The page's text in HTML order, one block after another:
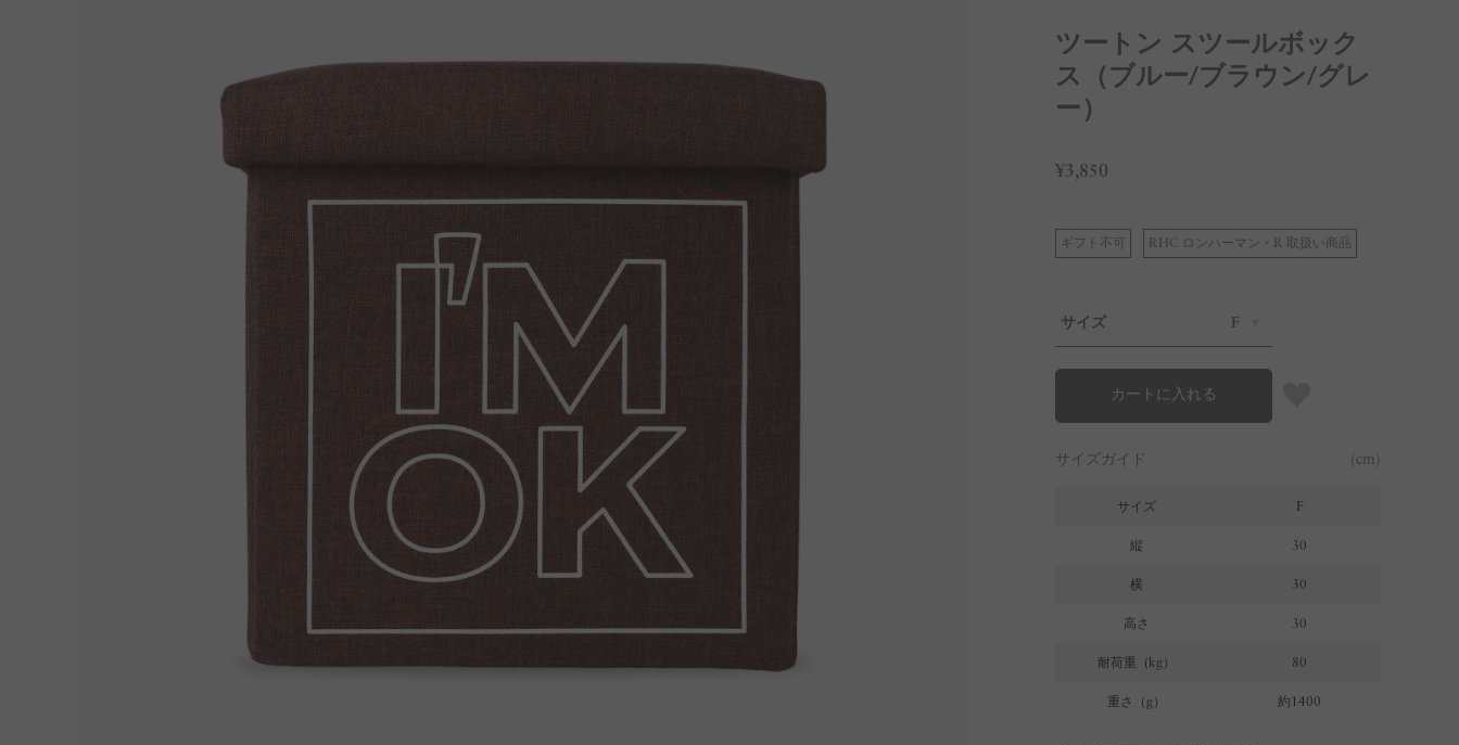
ツートン スツールボック
ス（ブルー/ブラウン/グレ
ー）
¥3,850
ギフト不可 RHC ロンハーマン・R 取扱い商品
サイズ F
カートに入れる
サイズガイド (cm)
サイズ F
縦 30
横 30
高さ 30
耐荷重（kg） 80
重さ（g） 約1400